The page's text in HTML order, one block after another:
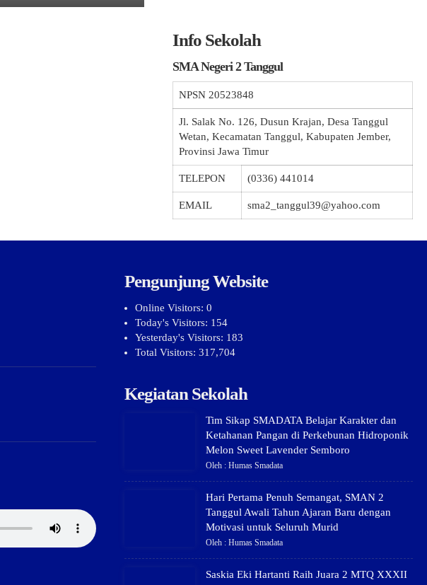
Info Sekolah
SMA Negeri 2 Tanggul
NPSN 20523848
Jl. Salak No. 126, Dusun Krajan, Desa Tanggul
Wetan, Kecamatan Tanggul, Kabupaten Jember,
Provinsi Jawa Timur
TELEPON (0336) 441014
EMAIL sma2_tanggul39@yahoo.com
Pengunjung Website
Online Visitors: 0
Today's Visitors: 154
Yesterday's Visitors: 183
Total Visitors: 317,704
Kegiatan Sekolah
Tim Sikap SMADATA Belajar Karakter dan
Ketahanan Pangan di Perkebunan Hidroponik
Melon Sweet Lavender Semboro
Oleh : Humas Smadata
Hari Pertama Penuh Semangat, SMAN 2
Tanggul Awali Tahun Ajaran Baru dengan
Motivasi untuk Seluruh Murid
Oleh : Humas Smadata
Saskia Eki Hartanti Raih Juara 2 MTQ XXXII